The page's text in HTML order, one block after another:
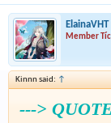
ElainaVHT
Member
Kinnn said: ↑
--->